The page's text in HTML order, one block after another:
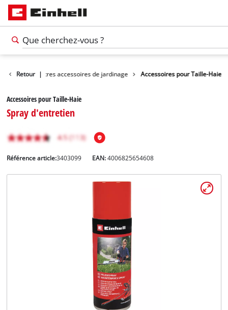
Retour |Autres accessoires de jardinage Accessoires pour Taille-Haie
Accessoires pour Taille-Haie
Spray d'entretien
Référence article:3403099 EAN:4006825654608